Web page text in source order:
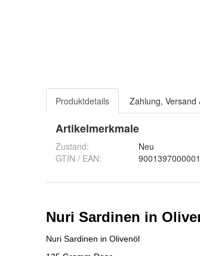
Produktdetails Zahlung, Versand
Artikelmerkmale
Zustand:
Neu
GTIN / EAN:
9001397000001